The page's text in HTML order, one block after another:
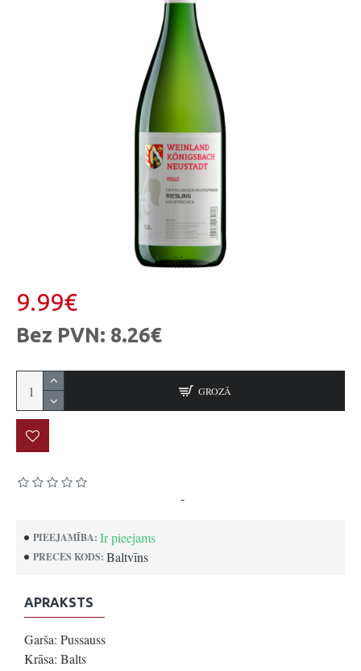
PIEEJAMĪBA: Ir pieejams
PRECES KODS: Baltvīns
-
9.99€
Bez PVN: 8.26€
GROZĀ
APRAKSTS
Garša: Pussauss
Krāsa: Balts